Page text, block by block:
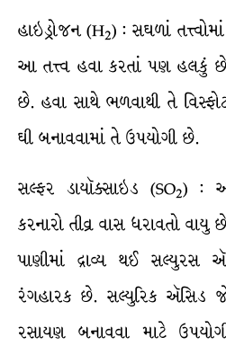
હાઇડ્રોજન (H2) : સઘળાં
આ તત્ત્વ હવા કરતાં પણ હલકું
છે. હવા સાથે ભળવાથી તે
ઘી બનાવવામાં તે ઉપયોગી છે.
સલ્ફર ડાયૉક્સાઇડ (SO2) : આ
કરનારો તીવ્ર વાસ ધરાવતો
પાણીમાં દ્રાવ્ય થઈ
રંગહારક છે. સલ્યુરિક ઍસિડ
રસાયણ બનાવવા માટે